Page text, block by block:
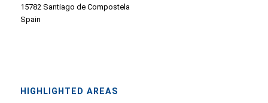
15782 Santiago de Compostela
Spain
HIGHLIGHTED AREAS